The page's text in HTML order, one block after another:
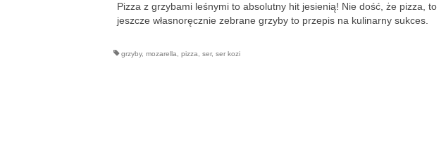
Pizza z grzybami leśnymi to absolutny hit jesienią! Nie dość, że pizza, to
jeszcze własnoręcznie zebrane grzyby to przepis na kulinarny sukces.
grzyby, mozarella, pizza, ser, ser kozi